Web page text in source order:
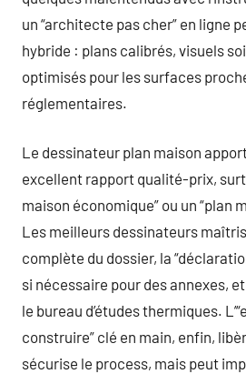
un “architecte pas cher” en ligne
hybride : plans calibrés, visuels
optimisés pour les surfaces
réglementaires.
Le dessinateur plan maison
excellent rapport qualité-prix,
maison économique” ou un “plan
Les meilleurs dessinateurs
complète du dossier, la
si nécessaire pour des annexes,
le bureau d’études thermiques.
construire” clé en main, enfin,
sécurise le process, mais peut